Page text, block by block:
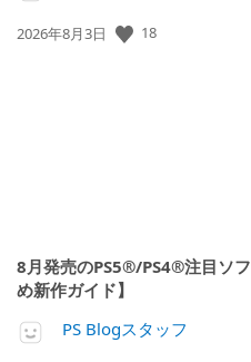
公
2026年8月3日 18
8月発売のPS5®/PS4®注目ソ
め新作ガイド】
PS Blogスタッフ